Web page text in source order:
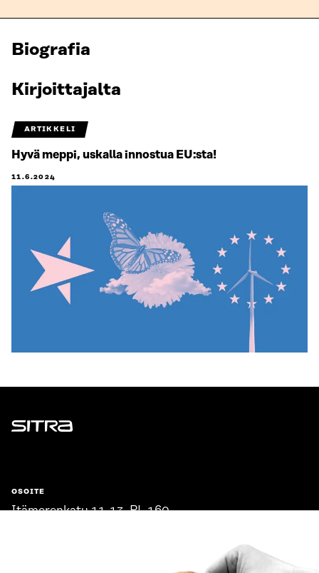
Biografia
Kirjoittajalta
ARTIKKELI
Hyvä meppi, uskalla innostua EU:sta!
11.6.2024
Sitra
OSOITE
Itämerenkatu 11-13, PL 160,